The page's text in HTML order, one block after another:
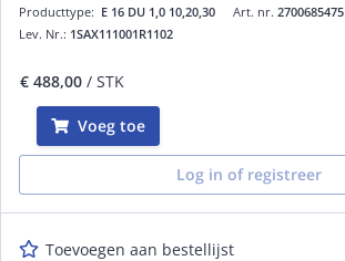
Art. nr. 2700685475
Producttype: E 16 DU 1,0 10,20,30
Lev. Nr.: 1SAX111001R1102
€ 488,00 / STK
Voeg toe
Log in of registreer
Toevoegen aan bestellijst